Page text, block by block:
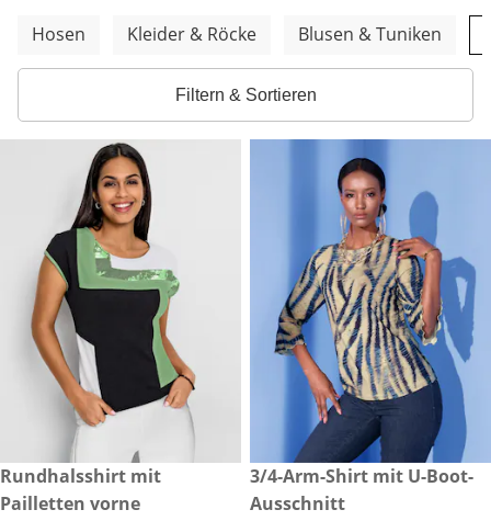
Weitere Kategorien überspringen
Hosen Kleider & Röcke Blusen & Tuniken
Filtern & Sortieren
reduzierter Preis 23,99 €, vorheriger Preis: 39,99 €
-40 %
Rundhalsshirt mit
Pailletten vorne
reduzierter Preis 17,99 €,
-40 %
3/4-Arm-Shirt mit U-Boot-
Ausschnitt